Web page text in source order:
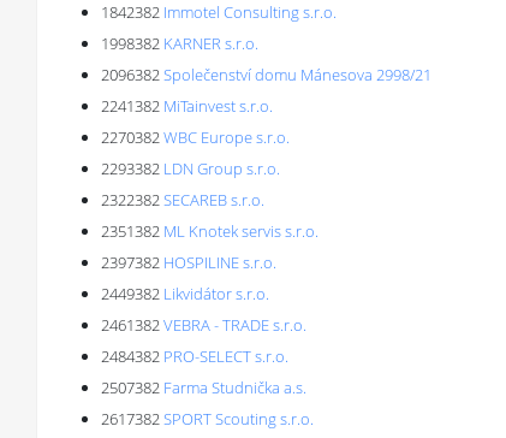
1842382 Immotel Consulting s.r.o.
1998382 KARNER s.r.o.
2096382Společenství domu Mánesova 2998/21
2241382 MiTainvest s.r.o.
2270382WBC Europe s.r.o.
2293382 LDN Group s.r.o.
2322382SECAREB s.r.o.
2351382 ML Knotek servis s.r.o.
2397382 HOSPILINE s.r.o.
2449382 Likvidátor s.r.o.
2461382VEBRA - TRADE s.r.o.
2484382 PRO-SELECT s.r.o.
2507382 Farma Studnička a.s.
2617382SPORT Scouting s.r.o.